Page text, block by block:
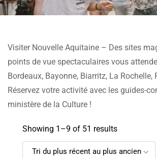
Visiter Nouvelle Aquitaine – Des sites
points de vue spectaculaires vous
Bordeaux, Bayonne, Biarritz, La Rochelle,
Réservez votre activité avec les guides-
ministère de la Culture !
Showing 1–9 of 51 results